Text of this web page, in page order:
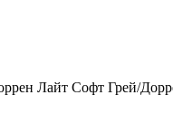
Лайт Софт Грей/